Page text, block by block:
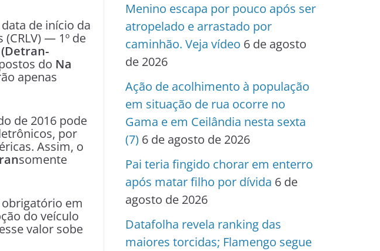
de início da
— 1º de
do Na
apenas
de 2016 pode
por
Assim, o
somente
em
do veículo
valor sobe
Menino escapa por pouco após ser
atropelado e arrastado por
caminhão. Veja vídeo 6 de agosto
de 2026
Ação de acolhimento à população
em situação de rua ocorre no
Gama e em Ceilândia nesta sexta
(7) 6 de agosto de 2026
Pai teria fingido chorar em enterro
após matar filho por dívida 6 de
agosto de 2026
Datafolha revela ranking das
maiores torcidas; Flamengo segue